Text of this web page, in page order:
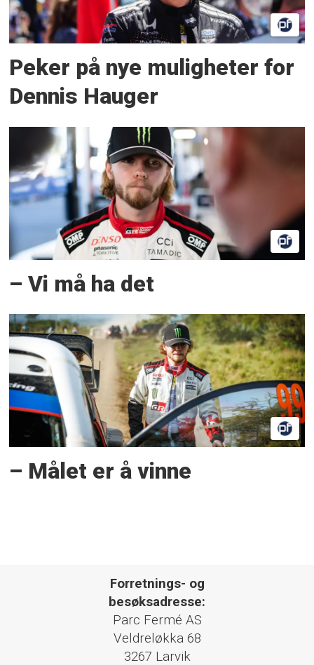
Peker på nye muligheter for
Dennis Hauger
– Vi må ha det
– Målet er å vinne
Forretnings- og
besøksadresse:
Parc Fermé AS
Veldreløkka 68
3267 Larvik